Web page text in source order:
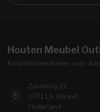
Houten Meubel
Kwaliteitsmeubelen voor
Zandwilg 21
1731 LS Winkel
Nederland